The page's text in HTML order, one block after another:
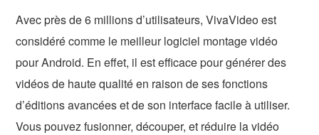
Avec près de 6 millions d’utilisateurs, VivaVideo est
considéré comme le meilleur logiciel montage vidéo
pour Android. En effet, il est efficace pour générer des
vidéos de haute qualité en raison de ses fonctions
d’éditions avancées et de son interface facile à utiliser.
Vous pouvez fusionner, découper, et réduire la vidéo